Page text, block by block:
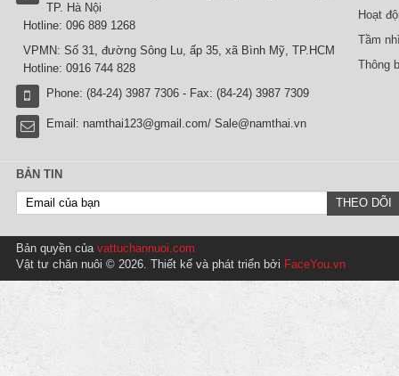
TP. Hà Nội
Hotline: 096 889 1268
VPMN: Số 31, đường Sông Lu, ấp 35, xã Bình Mỹ, TP.HCM
Hotline: 0916 744 828
Phone: (84-24) 3987 7306 - Fax: (84-24) 3987 7309
Email: namthai123@gmail.com/ Sale@namthai.vn
Hoạt
Tầm
Thông
BẢN TIN
Bản quyền của vattuchannuoi.com
Vật tư chăn nuôi © 2026. Thiết kế và phát triển bởi FaceYou.vn